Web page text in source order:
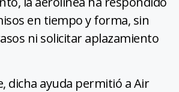
en tiempo y forma, sin
ni solicitar aplazamiento
dicha ayuda permitió a Air